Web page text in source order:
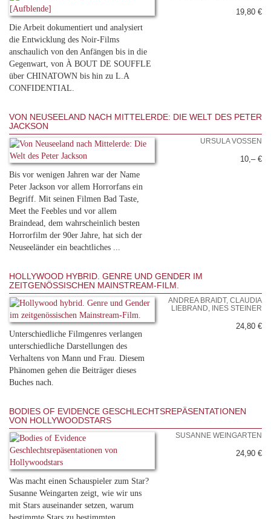
Die Arbeit dokumentiert und analysiert
die Entwicklung des Noir-Films
anschaulich von den Anfängen bis in die
Gegenwart, von À BOUT DE SOUFFLE
über CHINATOWN bis hin zu L.A
CONFIDENTIAL.
19,80 €
VON NEUSEELAND NACH MITTELERDE: DIE WELT DES PETER
JACKSON
Bis vor wenigen Jahren war der Name
Peter Jackson vor allem Horrorfans ein
Begriff. Mit seinen Filmen Bad Taste,
Meet the Feebles und vor allem
Braindead, dem wahrscheinlich besten
Horrorfilm der 90er Jahre, hat sich der
Neuseeländer ein beachtliches ...
URSULA VOSSEN
10,– €
HOLLYWOOD HYBRID. GENRE UND GENDER IM
ZEITGENÖSSISCHEN MAINSTREAM-FILM.
Unterschiedliche Filmgenres verlangen
unterschiedliche Darstellungen des
Verhaltens von Mann und Frau. Diesem
Phänomen gehen die Beiträger dieses
Buches nach.
ANDREA BRAIDT, CLAUDIA
LIEBRAND, INES STEINER
24,80 €
BODIES OF EVIDENCE GESCHLECHTSREPÄSENTATIONEN
VON HOLLYWOODSTARS
Was macht einen Schauspieler zum Star?
Susanne Weingarten zeigt, wie wir uns
mit Stars auseinander setzen, warum
SUSANNE WEINGARTEN
24,90 €